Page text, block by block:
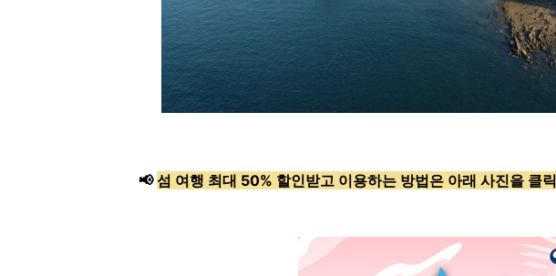
📢섬 여행 최대 50% 할인받고 이용하는 방법은 아래 사진을 클릭